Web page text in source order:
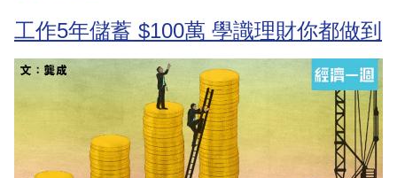
工作5年儲蓄 $100萬 學識理財你都做到